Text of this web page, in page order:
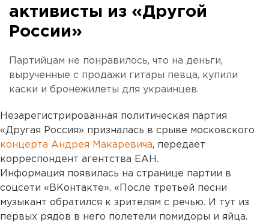
активисты из «Другой
России»
Партийцам не понравилось, что на деньги,
вырученные с продажи гитары певца, купили
каски и бронежилеты для украинцев.
Незарегистрированная политическая партия
«Другая Россия» призналась в срыве московского
концерта Андрея Макаревича, передает
корреспондент агентства ЕАН.
Информация появилась на странице партии в
соцсети «ВКонтакте». «После третьей песни
музыкант обратился к зрителям с речью. И тут из
первых рядов в него полетели помидоры и яйца.